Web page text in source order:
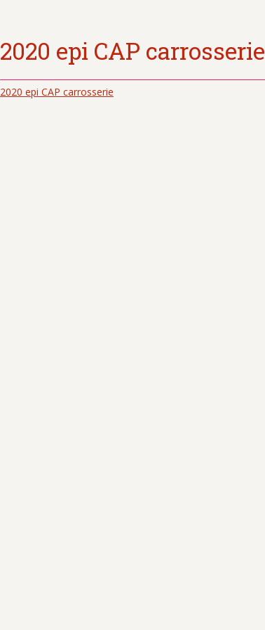
2020 epi CAP carrosserie
2020 epi CAP carrosserie